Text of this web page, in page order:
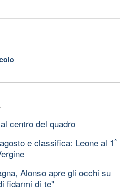
centro del quadro
e classifica: Leone al 1ﾟ
Alonso apre gli occhi su
fidarmi di te"